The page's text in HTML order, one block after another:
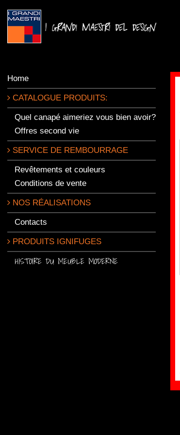
Home
CATALOGUE PRODUITS:
Quel canapé aimeriez vous bien avoir?
Offres second vie
SERVICE DE REMBOURRAGE
Revêtements et couleurs
Conditions de vente
NOS RÉALISATIONS
Contacts
PRODUITS IGNIFUGES
HISTOIRE DU MEUBLE MODERNE